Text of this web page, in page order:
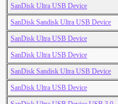
SanDisk Ultra USB Device
SanDisk Sandisk Ultra USB Device
SanDisk Ultra USB Device
SanDisk Ultra USB Device
SanDisk Sandisk Ultra USB Device
SanDisk Ultra USB Device